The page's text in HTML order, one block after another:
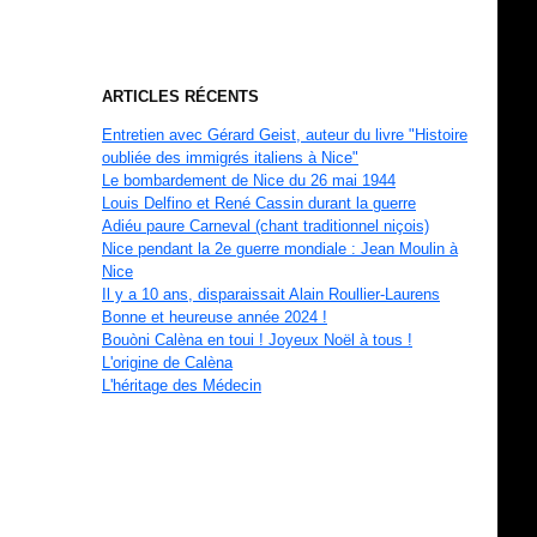
ARTICLES RÉCENTS
Entretien avec Gérard Geist, auteur du livre "Histoire
oubliée des immigrés italiens à Nice"
Le bombardement de Nice du 26 mai 1944
Louis Delfino et René Cassin durant la guerre
Adiéu paure Carneval (chant traditionnel niçois)
Nice pendant la 2e guerre mondiale : Jean Moulin à
Nice
Il y a 10 ans, disparaissait Alain Roullier-Laurens
Bonne et heureuse année 2024 !
Bouòni Calèna en toui ! Joyeux Noël à tous !
L'origine de Calèna
L'héritage des Médecin